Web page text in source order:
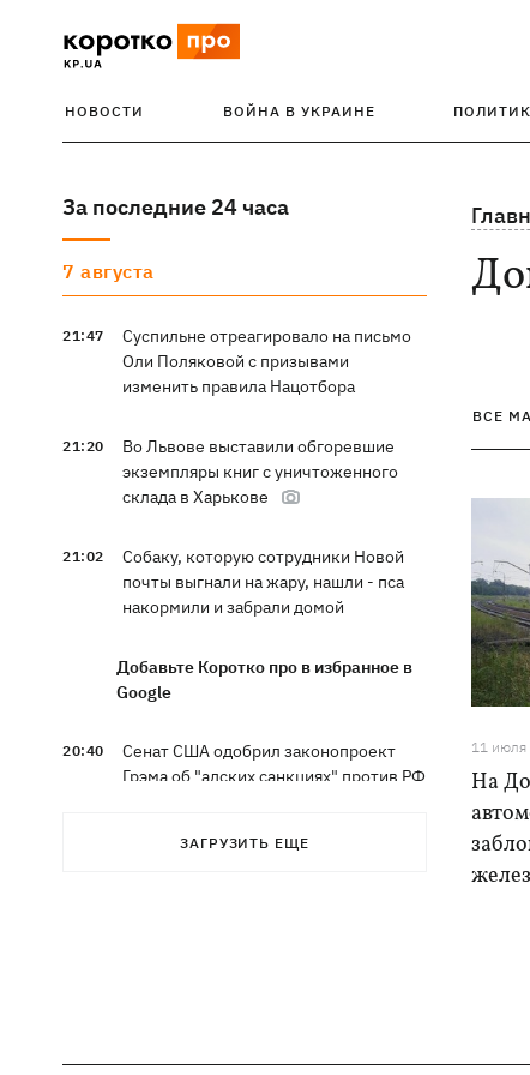
НОВОСТИ ВОЙНА В УКРАИНЕ
За последние 24 часа
7 августа
21:47
Суспильне отреагировало на письмо
Оли Поляковой с призывами
изменить правила Нацотбора
21:20
Во Львове выставили обгоревшие
экземпляры книг с уничтоженного
склада в Харькове
21:02
Собаку, которую сотрудники Новой
почты выгнали на жару, нашли - пса
накормили и забрали домой
Добавьте Коротко про в избранное в
Google
20:40
Сенат США одобрил законопроект
Грэма об "адских санкциях" против РФ
Зеленский впервые прибыл в Сербию
ЗАГРУЗИТЬ ЕЩЕ
ВСЕ
11 июля
На